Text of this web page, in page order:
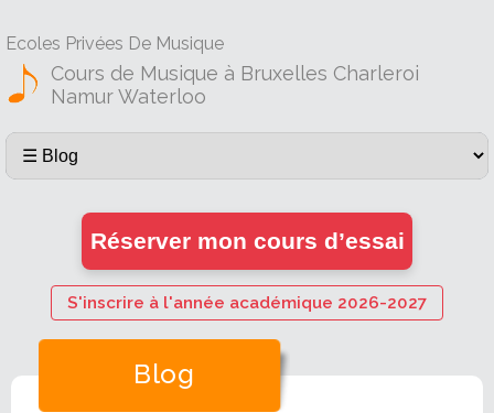
Ecoles Privées De Musique
Cours de Musique à Bruxelles Charleroi
Namur Waterloo
Réserver mon cours d’essai
S'inscrire à l'année académique 2026-2027
Blog